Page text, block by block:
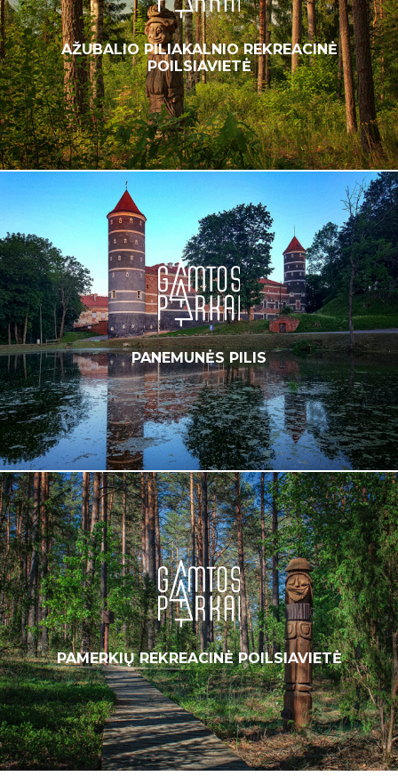
AŽUBALIO PILIAKALNIO REKREACINĖ
POILSIAVIETĖ
PANEMUNĖS PILIS
PAMERKIŲ REKREACINĖ POILSIAVIETĖ